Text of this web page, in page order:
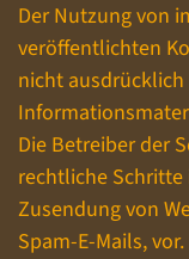
Der Nutzung von
veröffentlichten
nicht
Die Betreiber der
rechtliche
Zusendung von
Spam-E-Mails, vor.